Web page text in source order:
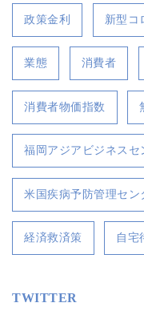
政策金利 新型コ
業態 消費者
消費者物価指数
福岡アジアビジネスセ
米国疾病予防管理セン
経済救済策 自宅
TWITTER